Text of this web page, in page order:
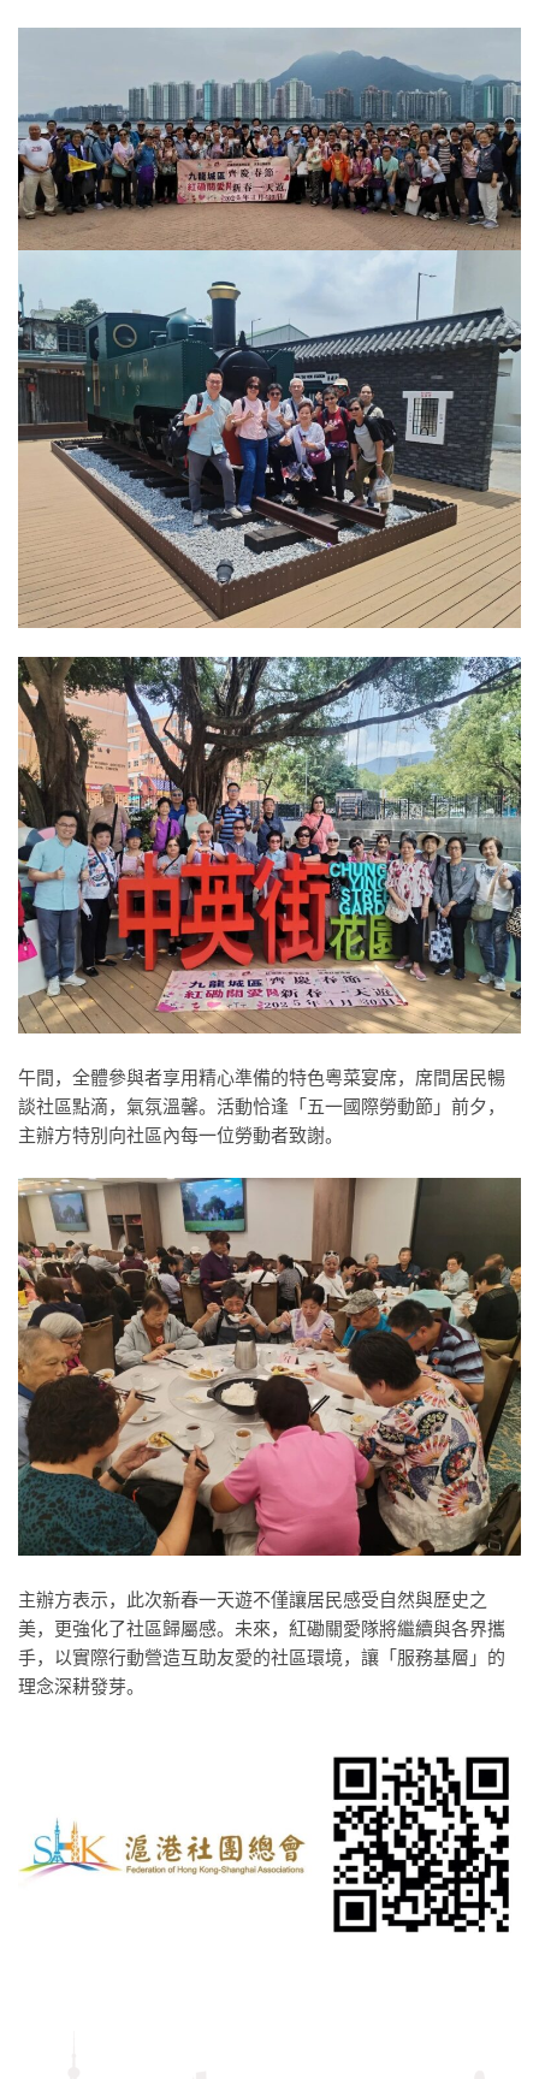
午間，全體參與者享用精心準備的特色粵菜宴席，席間居民暢
談社區點滴，氣氛溫馨。活動恰逢「五一國際勞動節」前夕，
主辦方特別向社區內每一位勞動者致謝。
主辦方表示，此次新春一天遊不僅讓居民感受自然與歷史之
美，更強化了社區歸屬感。未來，紅磡關愛隊將繼續與各界攜
手，以實際行動營造互助友愛的社區環境，讓「服務基層」的
理念深耕發芽。